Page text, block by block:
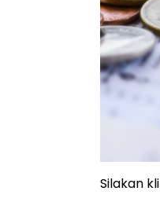
Silakan